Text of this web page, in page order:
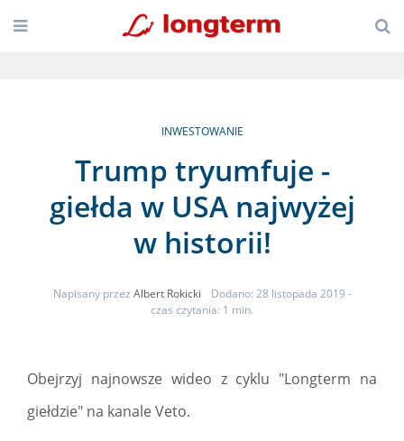
INWESTOWANIE
Trump tryumfuje -
giełda w USA najwyżej
w historii!
Napisany przez Albert Rokicki Dodano: 28 listopada 2019 -
czas czytania: 1 min.
Obejrzyj najnowsze wideo z cyklu "Longterm na
giełdzie" na kanale Veto.